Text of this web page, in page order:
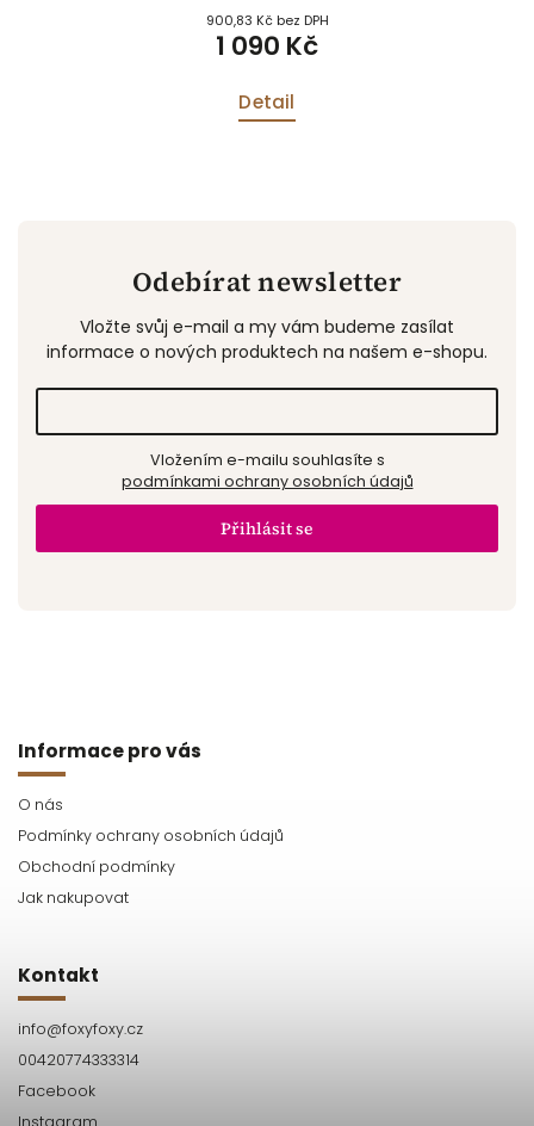
900,83 Kč bez DPH
1 090 Kč
Detail
Odebírat newsletter
Vložte svůj e-mail a my vám budeme zasílat
informace o nových produktech na našem e-shopu.
podmínkami ochrany osobních údajů
Přihlásit se
Informace pro vás
O nás
Podmínky ochrany osobních údajů
Obchodní podmínky
Jak nakupovat
Kontakt
info@foxyfoxy.cz
00420774333314
Facebook
Instagram